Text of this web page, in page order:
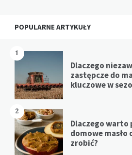
Widgets
POPULARNE ARTYKUŁY
1
Dlaczego
zastępcze do
kluczowe w
2
Dlaczego
domowe masło
zrobić?